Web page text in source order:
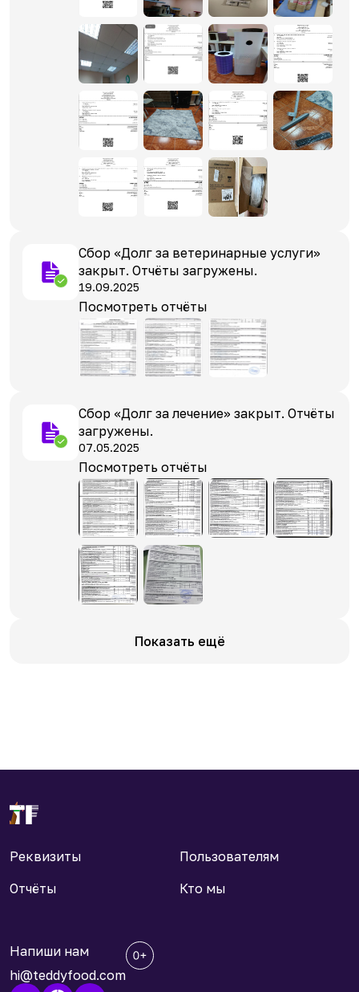
Сбор «Долг за ветеринарные услуги»
закрыт. Отчёты загружены.
19.09.2025
Посмотреть отчёты
Сбор «Долг за лечение» закрыт. Отчёты
загружены.
07.05.2025
Посмотреть отчёты
Показать ещё
Реквизиты
Пользователям
Отчёты
Кто мы
Напиши нам
hi@teddyfood.com